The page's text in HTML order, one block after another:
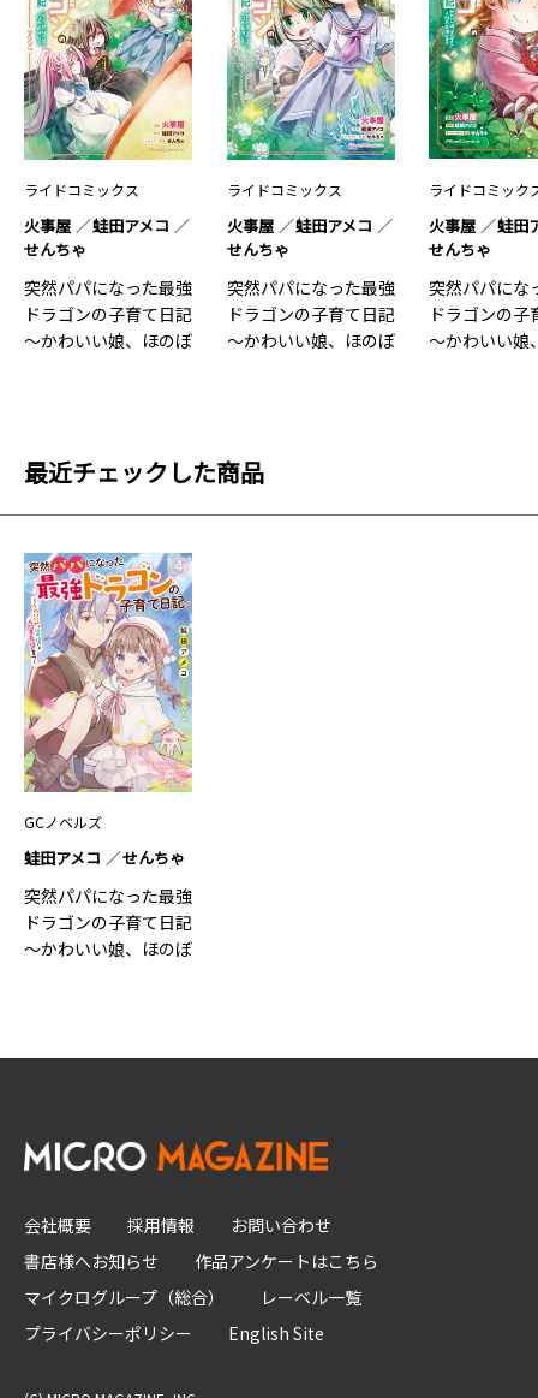
ライドコミックス
火事屋
蛙田アメコ
せんちゃ
突然パパになった最強
ドラゴンの子育て日記
～かわいい娘、ほのぼ
ライドコミックス
火事屋
蛙田アメコ
せんちゃ
突然パパになった最強
ドラゴンの子育て日記
～かわいい娘、ほのぼ
ライドコミック
火事屋
蛙田
せんちゃ
突然パパにな
ドラゴンの子
～かわいい娘
最近チェックした商品
GCノベルズ
蛙田アメコ せんちゃ
突然パパになった最強
ドラゴンの子育て日記
～かわいい娘、ほのぼ
会社概要 採用情報
お問い合わせ
書店様へお知らせ
作品アンケートはこちら
マイクログループ（総合）
レーベル一覧
プライバシーポリシー
English Site